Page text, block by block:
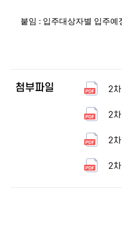
붙임 : 입주대상자별 입주예
첨부파일 2
2
2
2